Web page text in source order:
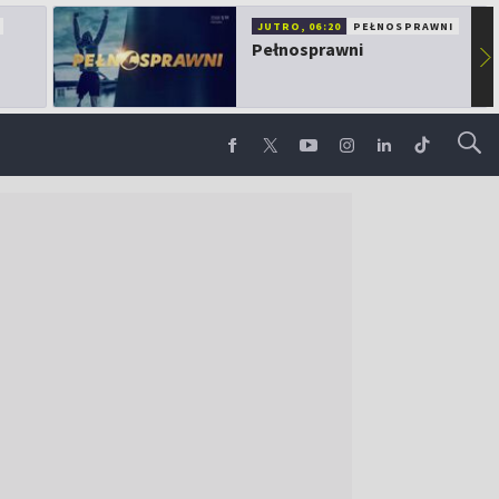
JUTRO, 06:20 PEŁNOSPRAWNI
Pełnosprawni ▶